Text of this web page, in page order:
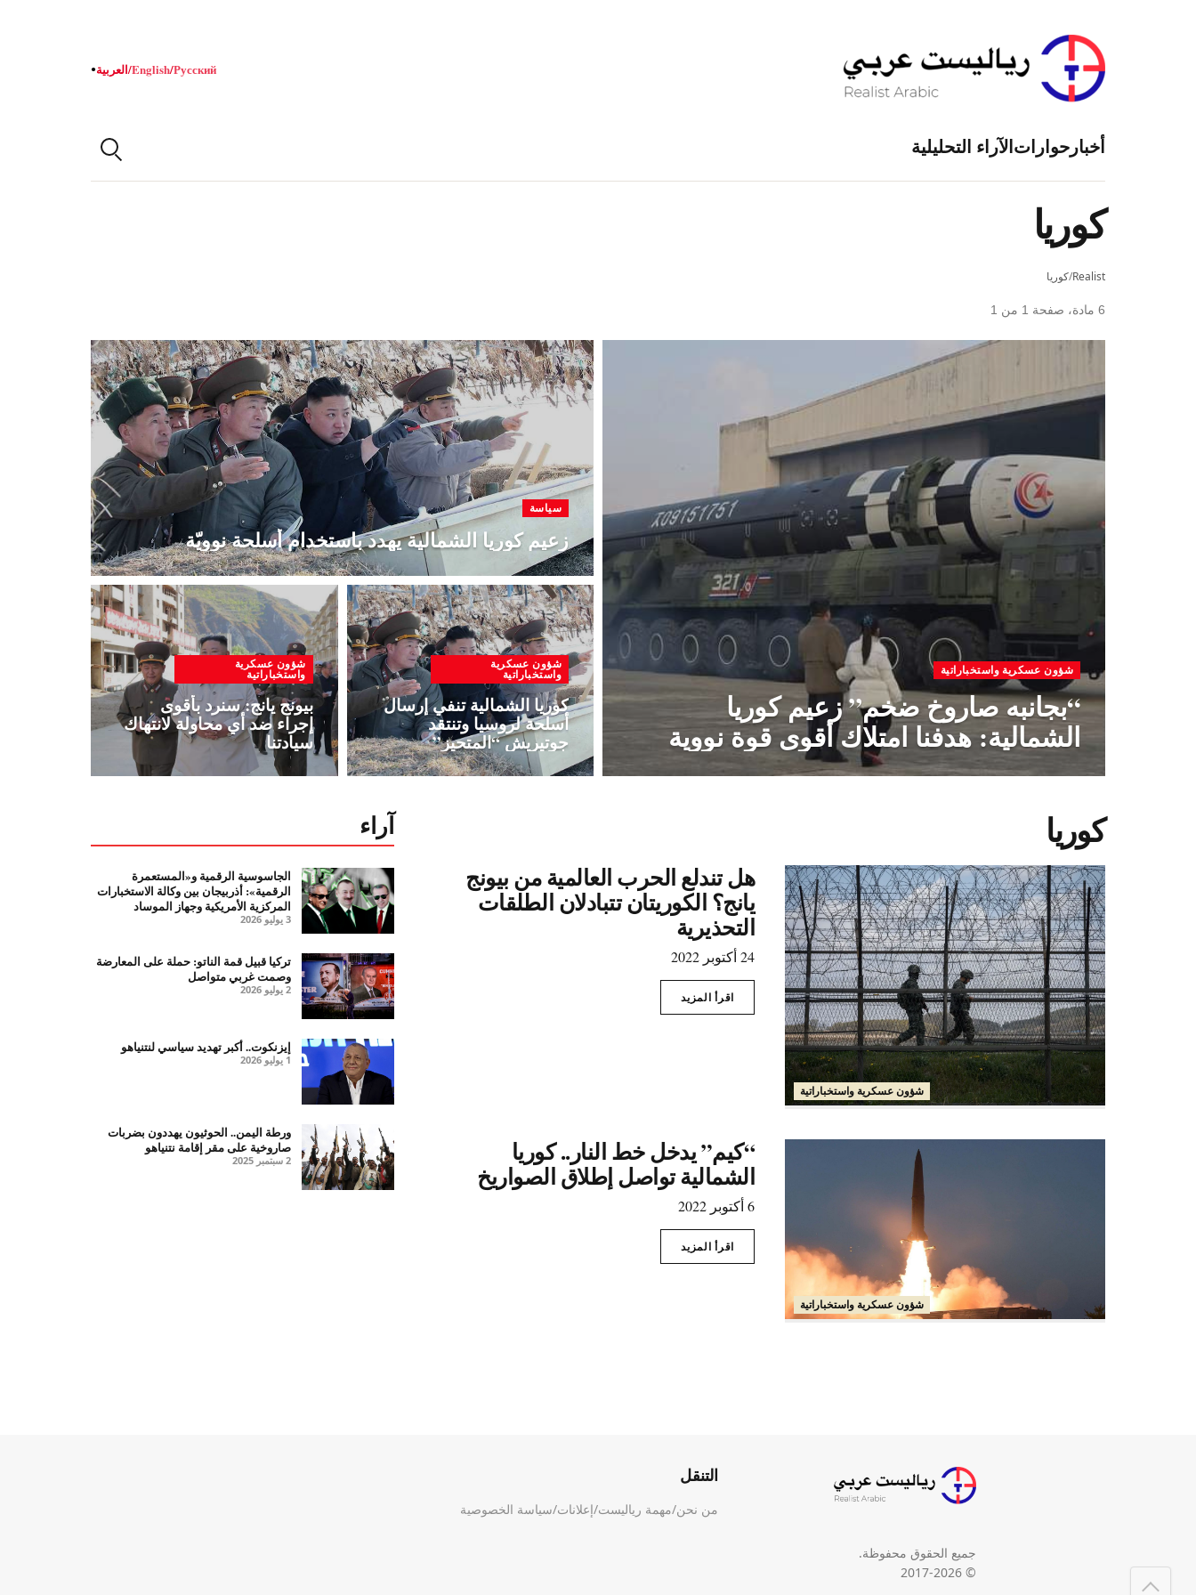
Русский
/
English
/العربية●
أخبارحواراتالآراء التحليلية
كوريا
Realist
/كوريا
6 مادة، صفحة 1 من 1
شؤون عسكرية واستخباراتية
“بجانبه صاروخ ضخم” زعيم كوريا
الشمالية: هدفنا امتلاك أقوى قوة نووية
سياسة
زعيم كوريا الشمالية يهدد باستخدام أسلحة نوويّة
شؤون عسكرية
واستخباراتية
كوريا الشمالية تنفي إرسال
أسلحة لروسيا وتنتقد
جوتيريش “المتحيز”
شؤون عسكرية
واستخباراتية
بيونج يانج: سنرد بأقوى
إجراء ضد أي محاولة لانتهاك
سيادتنا
كوريا
شؤون عسكرية واستخباراتية
هل تندلع الحرب العالمية من بيونج
يانج؟ الكوريتان تتبادلان الطلقات
التحذيرية
24 أكتوبر 2022
اقرأ المزيد
شؤون عسكرية واستخباراتية
“كيم” يدخل خط النار.. كوريا
الشمالية تواصل إطلاق الصواريخ
6 أكتوبر 2022
اقرأ المزيد
آراء
الجاسوسية الرقمية و«المستعمرة
الرقمية»: أذربيجان بين وكالة الاستخبارات
المركزية الأمريكية وجهاز الموساد
3 يوليو 2026
تركيا قبيل قمة الناتو: حملة على المعارضة
وصمت غربي متواصل
2 يوليو 2026
إيزنكوت.. أكبر تهديد سياسي لنتنياهو
1 يوليو 2026
ورطة اليمن.. الحوثيون يهددون بضربات
صاروخية على مقر إقامة نتنياهو
2 سبتمبر 2025
جميع الحقوق محفوظة.
© 2017-2026
التنقل
من نحن/مهمة رياليست/إعلانات/سياسة الخصوصية